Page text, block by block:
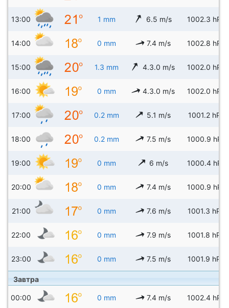
13:00 1 mm 6.5 m/s 1002.3 hPa
14:00 0 mm 7.4 m/s 1002.8 hPa
15:00 1.3 mm 4.3.0 m/s 1002.0 hPa
16:00 0 mm 4.3.0 m/s 1002.0 hPa
17:00 0.2 mm 5.1 m/s 1001.2 hPa
18:00 0.2 mm 7.5 m/s 1000.9 hPa
19:00 0 mm 6 m/s 1000.4 hPa
20:00 0 mm 7.4 m/s 1000.9 hPa
21:00 0 mm 7.6 m/s 1001.3 hPa
22:00 0 mm 7.9 m/s 1001.8 hPa
23:00 0 mm 7.5 m/s 1001.9 hPa
Завтра
00:00 0 mm 7.4 m/s 1002.4 hPa